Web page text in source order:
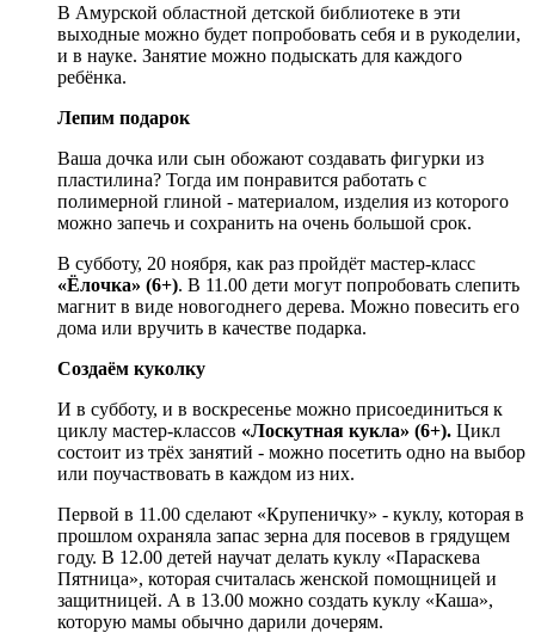
В Амурской областной детской библиотеке в эти
выходные можно будет попробовать себя и в рукоделии,
и в науке. Занятие можно подыскать для каждого
ребёнка.
Лепим подарок
Ваша дочка или сын обожают создавать фигурки из
пластилина? Тогда им понравится работать с
полимерной глиной - материалом, изделия из которого
можно запечь и сохранить на очень большой срок.
В субботу, 20 ноября, как раз пройдёт мастер-класс
«Ёлочка» (6+). В 11.00 дети могут попробовать слепить
магнит в виде новогоднего дерева. Можно повесить его
дома или вручить в качестве подарка.
Создаём куколку
И в субботу, и в воскресенье можно присоединиться к
циклу мастер-классов «Лоскутная кукла» (6+). Цикл
состоит из трёх занятий - можно посетить одно на выбор
или поучаствовать в каждом из них.
Первой в 11.00 сделают «Крупеничку» - куклу, которая в
прошлом охраняла запас зерна для посевов в грядущем
году. В 12.00 детей научат делать куклу «Параскева
Пятница», которая считалась женской помощницей и
защитницей. А в 13.00 можно создать куклу «Каша»,
которую мамы обычно дарили дочерям.